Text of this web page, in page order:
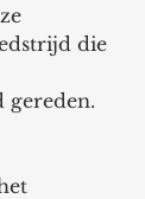
die
gereden.